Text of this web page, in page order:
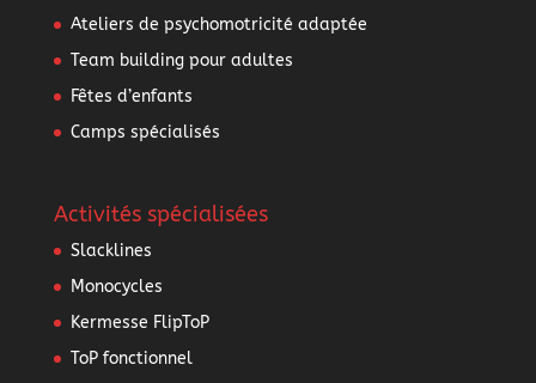
Ateliers de psychomotricité adaptée
Team building pour adultes
Fêtes d’enfants
Camps spécialisés
Activités spécialisées
Slacklines
Monocycles
Kermesse FlipToP
ToP fonctionnel